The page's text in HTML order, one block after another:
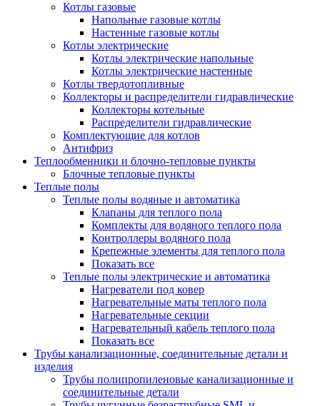
Котлы газовые
Напольные газовые котлы
Настенные газовые котлы
Котлы электрические
Котлы электрические напольные
Котлы электрические настенные
Котлы твердотопливные
Коллекторы и распределители гидравлические
Коллекторы котельные
Распределители гидравлические
Комплектующие для котлов
Антифриз
Теплообменники и блочно-тепловые пункты
Блочные тепловые пункты
Теплые полы
Теплые полы водяные и автоматика
Клапаны для теплого пола
Комплекты для водяного теплого пола
Контроллеры водяного пола
Крепежные элементы для теплого пола
Показать все
Теплые полы электрические и автоматика
Нагреватели под ковер
Нагревательные маты теплого пола
Нагревательные секции
Нагревательный кабель теплого пола
Показать все
Трубы канализационные, соединительные детали и
изделия
Трубы полипропиленовые канализационные и
соединительные детали